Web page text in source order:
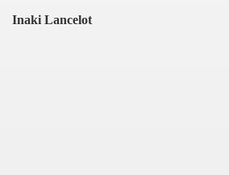
Inaki Lancelot